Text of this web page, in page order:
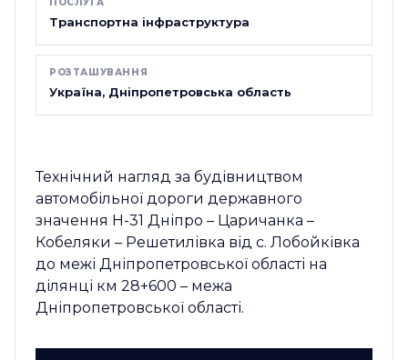
Транспортна інфраструктура
РОЗТАШУВАННЯ
Україна, Дніпропетровська область
Технічний нагляд за будівництвом
автомобільної дороги державного
значення Н-31 Дніпро – Царичанка –
Кобеляки – Решетилівка від с. Лобойківка
до межі Дніпропетровської області на
ділянці км 28+600 – межа
Дніпропетровської області.